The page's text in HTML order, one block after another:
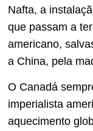
Nafta, a
que passam a
americano,
a China, pela
O Canadá
imperialista
aquecimento